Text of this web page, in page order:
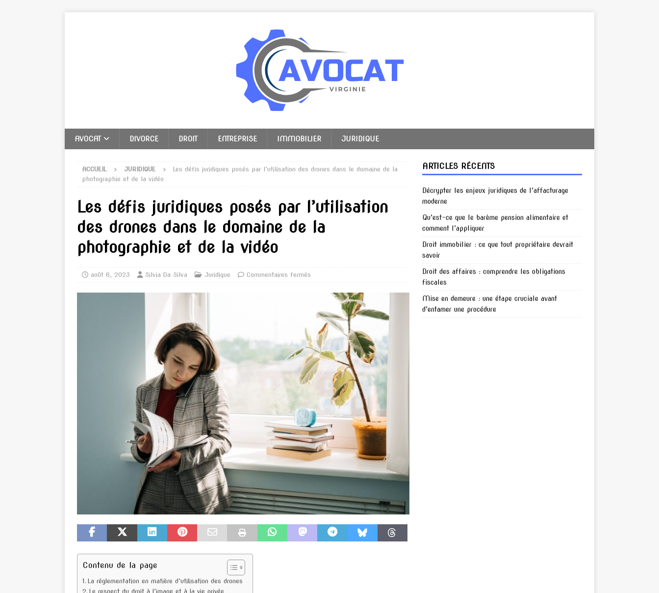
AVOCAT DIVORCE DROIT ENTREPRISE IMMOBILIER JURIDIQUE
ACCUEIL JURIDIQUE
Les défis juridiques posés par l’utilisation des drones dans le domaine de la
photographie et de la vidéo
Les défis juridiques posés par l’utilisation
des drones dans le domaine de la
photographie et de la vidéo
août 6, 2023 Silvia Da Silva Juridique Commentaires fermés
Contenu de la page
La réglementation en matière d’utilisation des drones
Le respect du droit à l’image et à la vie privée
ARTICLES RÉCENTS
Décrypter les enjeux juridiques de l’affacturage
moderne
Qu’est-ce que le barème pension alimentaire et
comment l’appliquer
Droit immobilier : ce que tout propriétaire devrait
savoir
Droit des affaires : comprendre les obligations
fiscales
Mise en demeure : une étape cruciale avant
d’entamer une procédure